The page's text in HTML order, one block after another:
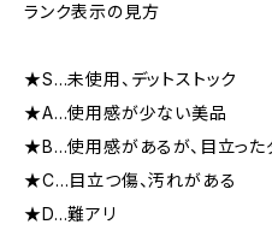
ランク表示の見方
★S…未使用、デットストック
★A…使用感が少ない美品
★B…使用感があるが、目立った
★C…目立つ傷、汚れがある
★D…難アリ